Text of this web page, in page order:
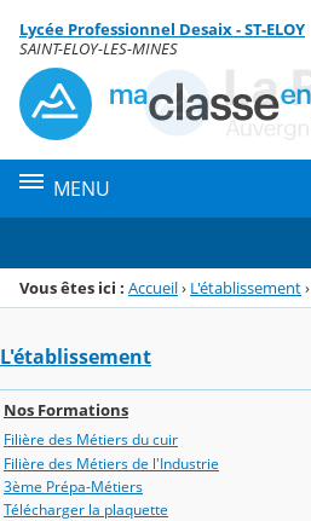
Menu de la rubrique
Contenu
Lycée Professionnel Desaix - ST-ELOY
SAINT-ELOY-LES-MINES
MENU
Vous êtes ici : Accueil› L'établissement›
L'établissement
Nos Formations
Filière des Métiers du cuir
Filière des Métiers de l'Industrie
3ème Prépa-Métiers
Télécharger la plaquette